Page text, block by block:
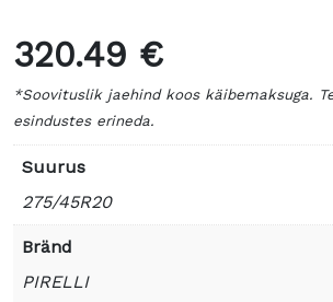
320.49 €
*Soovituslik jaehind koos käibemaksuga.
esindustes erineda.
Suurus
275/45R20
Bränd
PIRELLI